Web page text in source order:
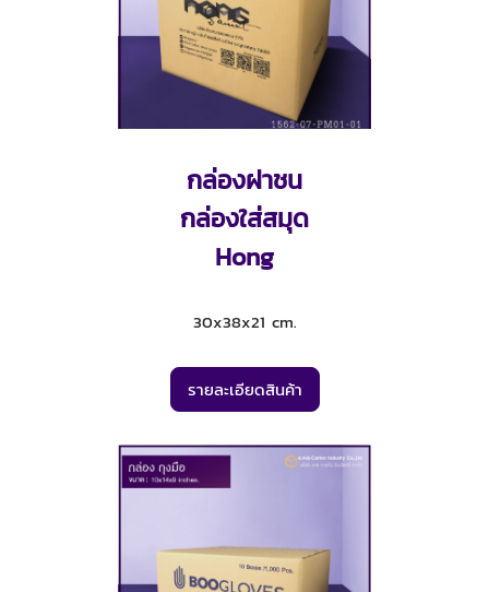
กล่องฝาชน
กล่องใส่สมุด
Hong
30x38x21 cm.
รายละเอียดสินค้า